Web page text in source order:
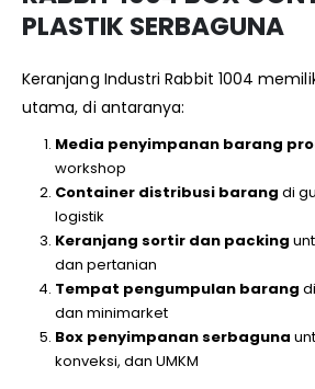
PLASTIK SERBAGUNA
Keranjang Industri Rabbit 1004
utama, di antaranya:
Media penyimpanan barang
workshop
Container distribusi barang di
logistik
Keranjang sortir dan packing
dan pertanian
Tempat pengumpulan barang
dan minimarket
Box penyimpanan serbaguna
konveksi, dan UMKM